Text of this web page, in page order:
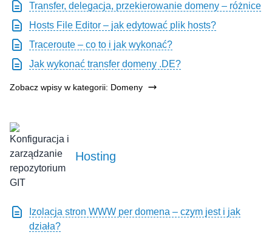
Transfer, delegacja, przekierowanie domeny – różnice
Hosts File Editor – jak edytować plik hosts?
Traceroute – co to i jak wykonać?
Jak wykonać transfer domeny .DE?
Zobacz wpisy w kategorii: Domeny
Hosting
Izolacja stron WWW per domena – czym jest i jak
działa?